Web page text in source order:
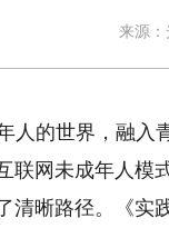
来源：
的世界，融入
网未成年人模
晰路径。《实